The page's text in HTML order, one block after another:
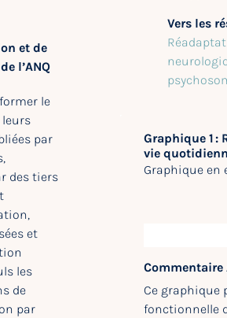
et de
l’ANQ
le
par
des tiers
et
les
de
par
Vers les
Graphique 1 :
vie
Graphique en
Commentaire
Ce graphique
fonctionnelle